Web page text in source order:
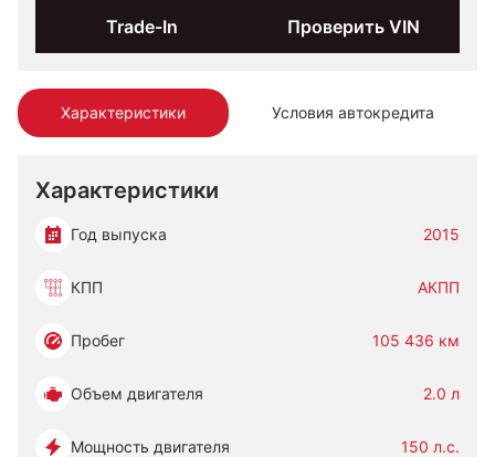
Характеристики Условия автокредита
Характеристики
Год выпуска 2015
КПП АКПП
Пробег 105 436 км
Объем двигателя 2.0 л
Мощность двигателя 150 л.с.
Trade-In Проверить VIN